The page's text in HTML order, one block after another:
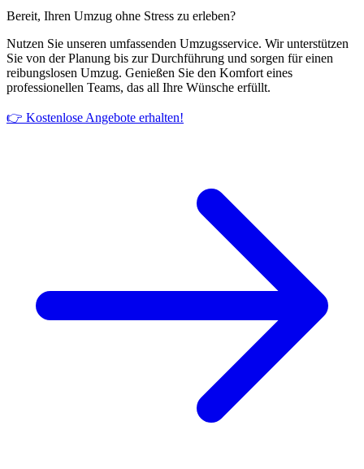
Bereit, Ihren Umzug ohne Stress zu erleben?
Nutzen Sie unseren umfassenden Umzugsservice. Wir unterstützen
Sie von der Planung bis zur Durchführung und sorgen für einen
reibungslosen Umzug. Genießen Sie den Komfort eines
professionellen Teams, das all Ihre Wünsche erfüllt.
👉 Kostenlose Angebote erhalten!